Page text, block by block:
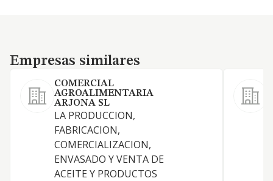
Empresas similares
Empresas similares
COMERCIAL
AGROALIMENTARIA
ARJONA SL
LA PRODUCCION,
FABRICACION,
COMERCIALIZACION,
ENVASADO Y VENTA DE
ACEITE Y PRODUCTOS